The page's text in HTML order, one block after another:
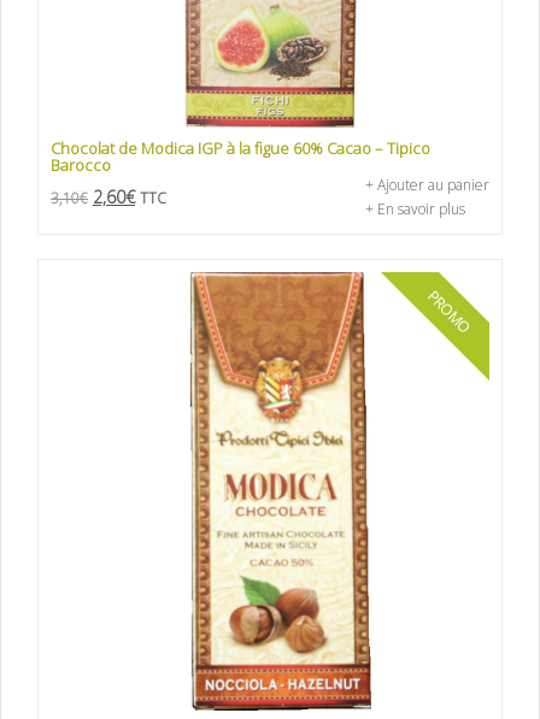
Chocolat de Modica IGP à la figue 60% Cacao – Tipico
Barocco
3,10€ 2,60€ TTC
+ Ajouter au panier
+ En savoir plus
PROMO